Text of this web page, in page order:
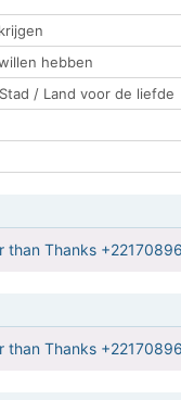
hebben
/ Land voor de liefde
Thanks
Thanks